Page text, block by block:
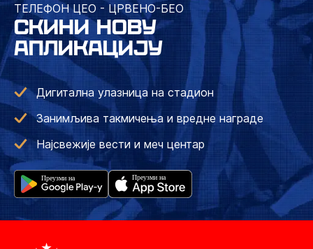
ТЕЛЕФОН ЦЕО - ЦРВЕНО-БЕО
СКИНИ НОВУ
АПЛИКАЦИЈУ
Дигитална улазница на стадион
Занимљива такмичења и вредне награде
Најсвежије вести и меч центар